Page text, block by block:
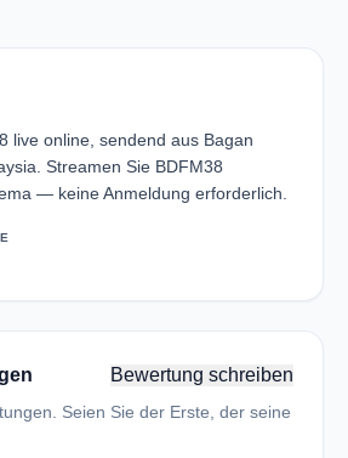
live online, sendend aus Bagan
Streamen Sie BDFM38
— keine Anmeldung erforderlich.
Bewertung schreiben
Seien Sie der Erste, der seine